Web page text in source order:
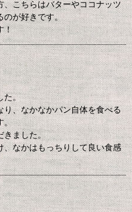
こちらはバターやココナッツ
のが好きです。
！
た。
、なかなかパン自体を食べる
。
きました。
なかはもっちりして良い食感